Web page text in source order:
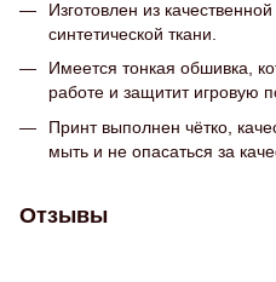
Изготовлен из
синтетической ткани.
Имеется тонкая обшивка,
работе и защитит игровую
Принт выполнен чётко,
мыть и не опасаться за
Отзывы